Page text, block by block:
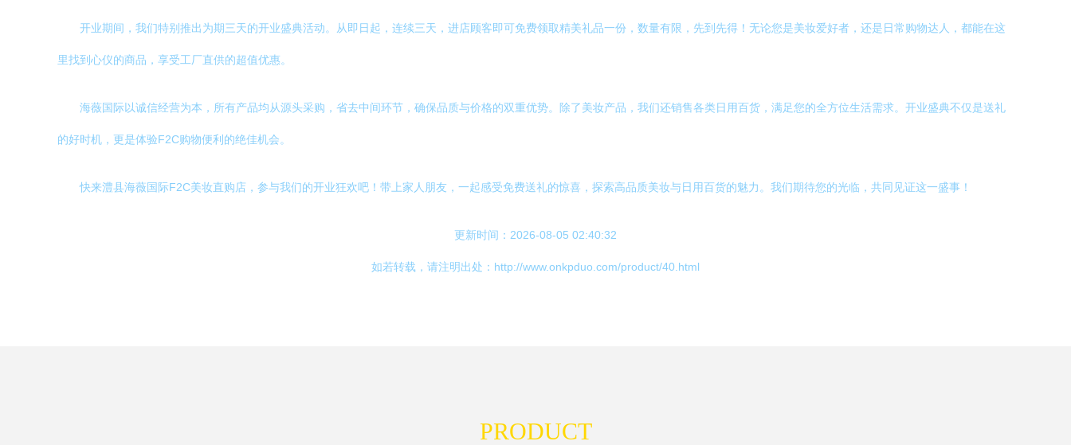
开业期间，我们特别推出为期三天的开业盛典活动。从即日起，连续三天，进店顾客即可免费领取精美礼品一份，数量有限，先到先得！无论您是美妆爱好者，还是日常购物达人，都能在这
里找到心仪的商品，享受工厂直供的超值优惠。
海薇国际以诚信经营为本，所有产品均从源头采购，省去中间环节，确保品质与价格的双重优势。除了美妆产品，我们还销售各类日用百货，满足您的全方位生活需求。开业盛典不仅是送礼
的好时机，更是体验F2C购物便利的绝佳机会。
快来澧县海薇国际F2C美妆直购店，参与我们的开业狂欢吧！带上家人朋友，一起感受免费送礼的惊喜，探索高品质美妆与日用百货的魅力。我们期待您的光临，共同见证这一盛事！
更新时间：2026-08-05 02:40:32
如若转载，请注明出处：http://www.onkpduo.com/product/40.html
PRODUCT